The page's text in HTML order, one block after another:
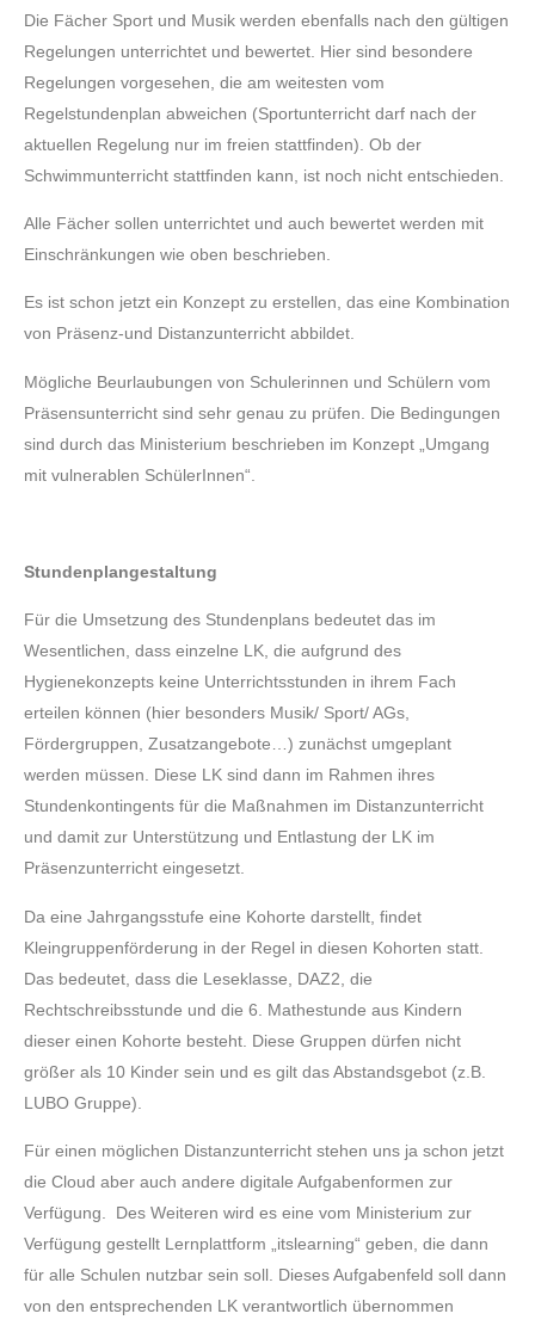
Die Fächer Sport und Musik werden ebenfalls nach den gültigen
Regelungen unterrichtet und bewertet. Hier sind besondere
Regelungen vorgesehen, die am weitesten vom
Regelstundenplan abweichen (Sportunterricht darf nach der
aktuellen Regelung nur im freien stattfinden). Ob der
Schwimmunterricht stattfinden kann, ist noch nicht entschieden.
Alle Fächer sollen unterrichtet und auch bewertet werden mit
Einschränkungen wie oben beschrieben.
Es ist schon jetzt ein Konzept zu erstellen, das eine Kombination
von Präsenz-und Distanzunterricht abbildet.
Mögliche Beurlaubungen von Schulerinnen und Schülern vom
Präsensunterricht sind sehr genau zu prüfen. Die Bedingungen
sind durch das Ministerium beschrieben im Konzept „Umgang
mit vulnerablen SchülerInnen“.
Stundenplangestaltung
Für die Umsetzung des Stundenplans bedeutet das im
Wesentlichen, dass einzelne LK, die aufgrund des
Hygienekonzepts keine Unterrichtsstunden in ihrem Fach
erteilen können (hier besonders Musik/ Sport/ AGs,
Fördergruppen, Zusatzangebote…) zunächst umgeplant
werden müssen. Diese LK sind dann im Rahmen ihres
Stundenkontingents für die Maßnahmen im Distanzunterricht
und damit zur Unterstützung und Entlastung der LK im
Präsenzunterricht eingesetzt.
Da eine Jahrgangsstufe eine Kohorte darstellt, findet
Kleingruppenförderung in der Regel in diesen Kohorten statt.
Das bedeutet, dass die Leseklasse, DAZ2, die
Rechtschreibsstunde und die 6. Mathestunde aus Kindern
dieser einen Kohorte besteht. Diese Gruppen dürfen nicht
größer als 10 Kinder sein und es gilt das Abstandsgebot (z.B.
LUBO Gruppe).
Für einen möglichen Distanzunterricht stehen uns ja schon jetzt
die Cloud aber auch andere digitale Aufgabenformen zur
Verfügung. Des Weiteren wird es eine vom Ministerium zur
Verfügung gestellt Lernplattform „itslearning“ geben, die dann
für alle Schulen nutzbar sein soll. Dieses Aufgabenfeld soll dann
von den entsprechenden LK verantwortlich übernommen